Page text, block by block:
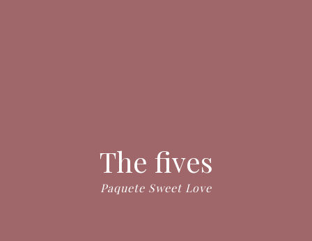
The fives
Paquete Sweet Love